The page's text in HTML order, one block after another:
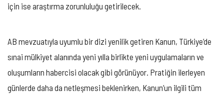
için ise araştırma zorunluluğu getirilecek.
AB mevzuatıyla uyumlu bir dizi yenilik getiren Kanun, Türkiye’de
sınai mülkiyet alanında yeni yılla birlikte yeni uygulamaların ve
oluşumların habercisi olacak gibi görünüyor. Pratiğin ilerleyen
günlerde daha da netleşmesi beklenirken, Kanun’un ilgili tüm